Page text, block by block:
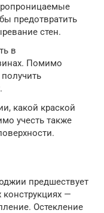
предотвратить
стен.
в
Помимо
какой краской
учесть также
предшествует
—
Остекление